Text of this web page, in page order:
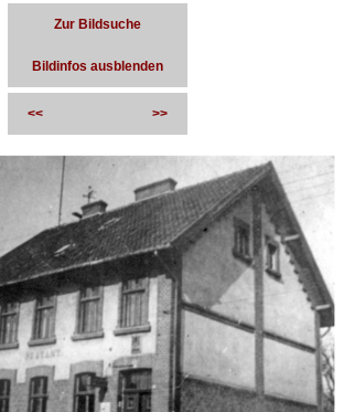
Zur Bildsuche
Bildinfos ausblenden
<< >>